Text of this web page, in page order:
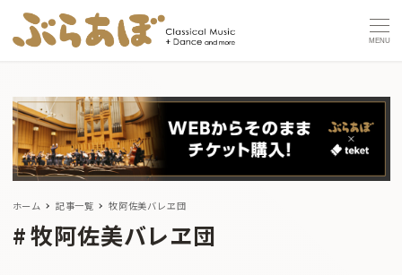
MENU
ホーム 記事一覧 牧阿佐美バレヱ団
牧阿佐美バレヱ団